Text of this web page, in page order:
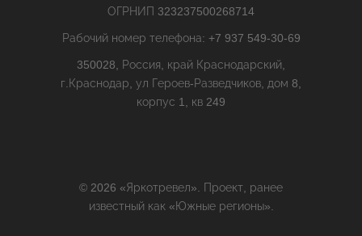
ОГРНИП 323237500268714
Рабочий номер телефона: +7 937 549-30-69
350028, Россия, край Краснодарский,
г.Краснодар, ул Героев-Разведчиков, дом 8,
корпус 1, кв 249
© 2026 «Яркотревел». Проект, ранее
известный как «Южные регионы».